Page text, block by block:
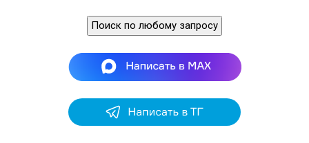
Поиск по любому запросу